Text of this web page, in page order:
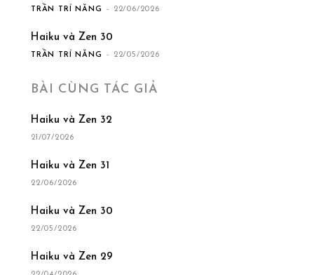
TRẦN TRÍ NĂNG - 22/06/2026
Haiku và Zen 30
TRẦN TRÍ NĂNG - 22/05/2026
BÀI CÙNG TÁC GIẢ
Haiku và Zen 32
21/07/2026
Haiku và Zen 31
22/06/2026
Haiku và Zen 30
22/05/2026
Haiku và Zen 29